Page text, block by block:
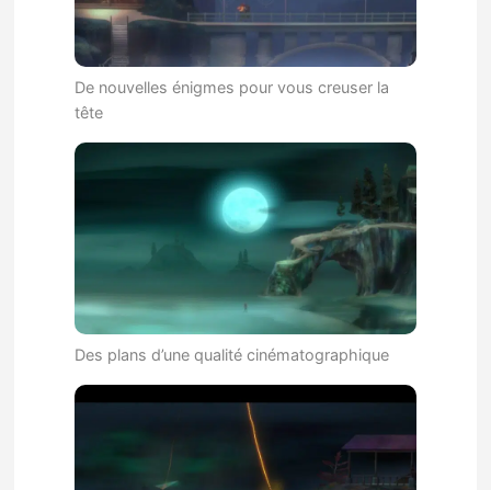
De nouvelles énigmes pour vous creuser la
tête
Des plans d’une qualité cinématographique